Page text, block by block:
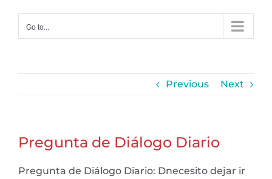
Go to...
Previous Next
Pregunta de Diálogo Diario
Pregunta de Diálogo Diario: Dnecesito dejar ir